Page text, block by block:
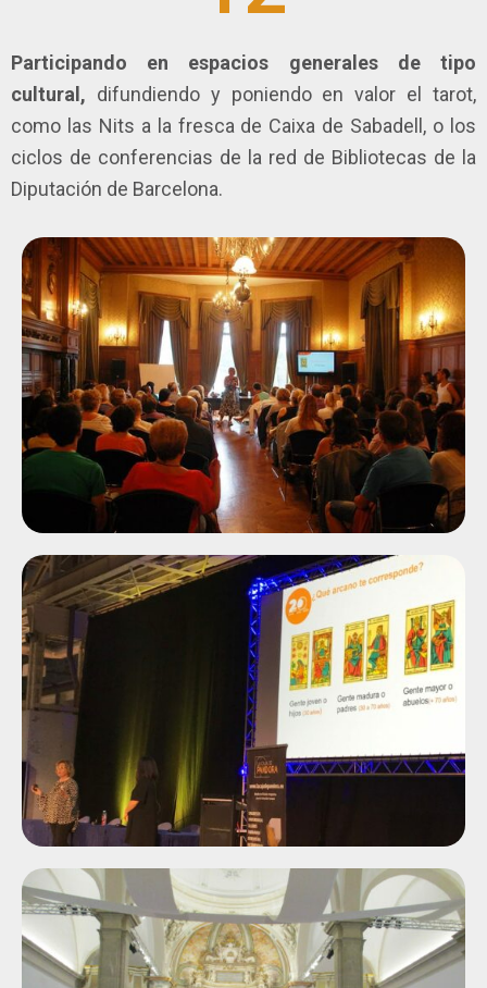
Participando en espacios generales de tipo
cultural, difundiendo y poniendo en valor el tarot,
como las Nits a la fresca de Caixa de Sabadell, o los
ciclos de conferencias de la red de Bibliotecas de la
Diputación de Barcelona.